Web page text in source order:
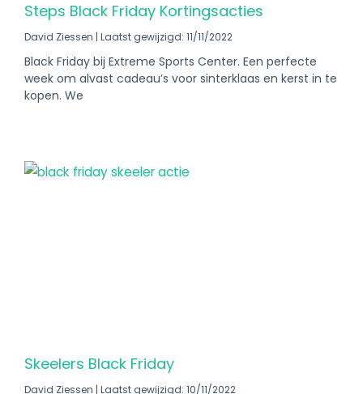
Steps Black Friday Kortingsacties
David Ziessen Laatst gewijzigd: 11/11/2022
Black Friday bij Extreme Sports Center. Een perfecte
week om alvast cadeau’s voor sinterklaas en kerst in te
kopen. We
Skeelers Black Friday
David Ziessen Laatst gewijzigd: 10/11/2022